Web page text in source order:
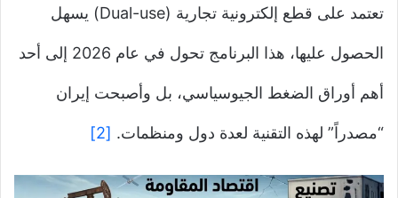
تعتمد على قطع إلكترونية تجارية (Dual-use) يسهل
الحصول عليها، هذا البرنامج تحول في عام 2026 إلى أحد
أهم أوراق الضغط الجيوسياسي، بل وأصبحت إيران
“مصدراً” لهذه التقنية لعدة دول ومنظمات. [2]